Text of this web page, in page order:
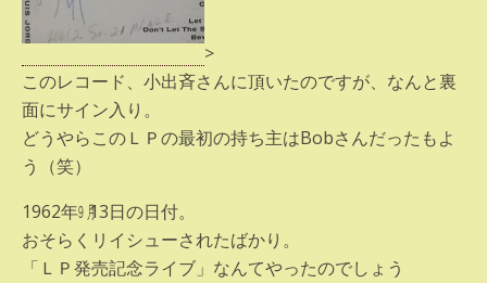
>
このレコード、小出斉さんに頂いたのですが、なんと裏
面にサイン入り。
どうやらこのＬＰの最初の持ち主はBobさんだったもよ
う（笑）
1962年㋈13日の日付。
おそらくリイシューされたばかり。
「ＬＰ発売記念ライブ」なんてやったのでしょう